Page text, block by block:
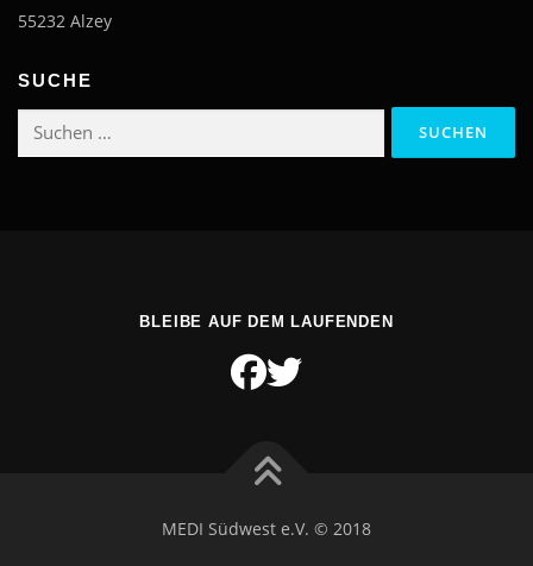
55232 Alzey
SUCHE
Suchen
BLEIBE AUF DEM LAUFENDEN
MEDI Südwest e.V. © 2018